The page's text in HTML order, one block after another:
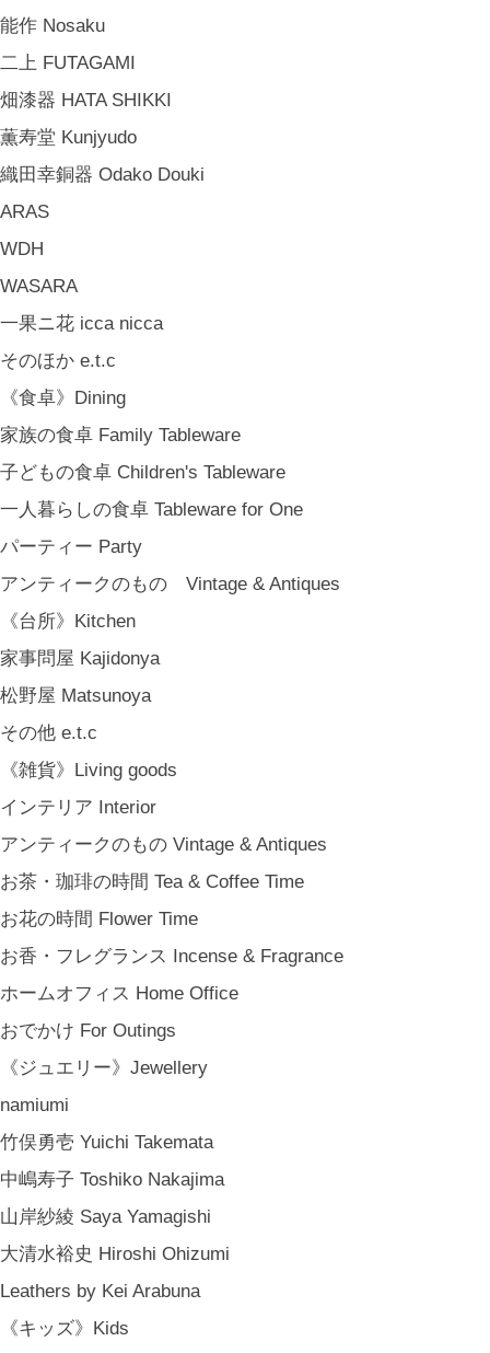
能作 Nosaku
二上 FUTAGAMI
畑漆器 HATA SHIKKI
薫寿堂 Kunjyudo
織田幸銅器 Odako Douki
ARAS
WDH
WASARA
一果ニ花 icca nicca
そのほか e.t.c
《食卓》Dining
家族の食卓 Family Tableware
子どもの食卓 Children's Tableware
一人暮らしの食卓 Tableware for One
パーティー Party
アンティークのもの Vintage & Antiques
《台所》Kitchen
家事問屋 Kajidonya
松野屋 Matsunoya
その他 e.t.c
《雑貨》Living goods
インテリア Interior
アンティークのもの Vintage & Antiques
お茶・珈琲の時間 Tea & Coffee Time
お花の時間 Flower Time
お香・フレグランス Incense & Fragrance
ホームオフィス Home Office
おでかけ For Outings
《ジュエリー》Jewellery
namiumi
竹俣勇壱 Yuichi Takemata
中嶋寿子 Toshiko Nakajima
山岸紗綾 Saya Yamagishi
大清水裕史 Hiroshi Ohizumi
Leathers by Kei Arabuna
《キッズ》Kids
竹俣勇壱 Yuichi Takemata
中嶋寿子 Toshiko Nakajima
山岸紗綾 Saya Yamagishi
大清水裕史 Hiroshi Ohizumi
Leathers by Kei Arabuna
木のおもちゃ(ニキティキ) Wooden Toys
ぬいぐるみ Soft Toys
絵本 Children's Books
《食品》Food
BREW TEA CO
穀雨 Bakery Cokuu
MONSTER
COYA. (3月中旬〜)
MARY JIMENEZ CO. (3月中旬〜)
《オリジナル》Original
《古道具》Vintage & Antiques
ハナレきりゅう Hanare Kiryuh
《義援金商品》Charity
《輸入品》Imported goods
《ギフト》Gifts
ギフト包装 Gift Wrapping
石川・金沢・北陸土産 Local Souvenirs
ちょっとしたプレゼント Petit Gifts
出産祝い Baby Gifts
内祝い Thank You Gifts
新築祝い Housewarming Gifts
結婚祝い Wedding Gifts
結婚式の引出物 Wedding Favors
誕生日プレゼント Birthday Gifts
クリスマス Chiristmas Gifts
こどもの日 Children's Day
バレンタインデー Valentine's Day
《季節のもの》Seasonal
春 Spring